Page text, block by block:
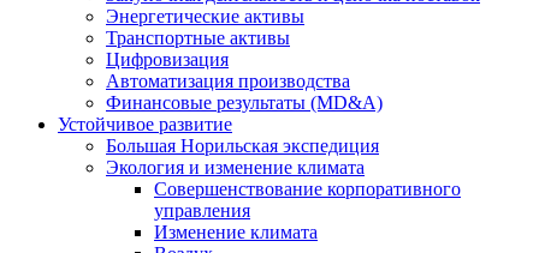
Энергетические активы
Транспортные активы
Цифровизация
Автоматизация производства
Финансовые результаты (MD&A)
Устойчивое развитие
Большая Норильская экспедиция
Экология и изменение климата
Совершенствование корпоративного
управления
Изменение климата